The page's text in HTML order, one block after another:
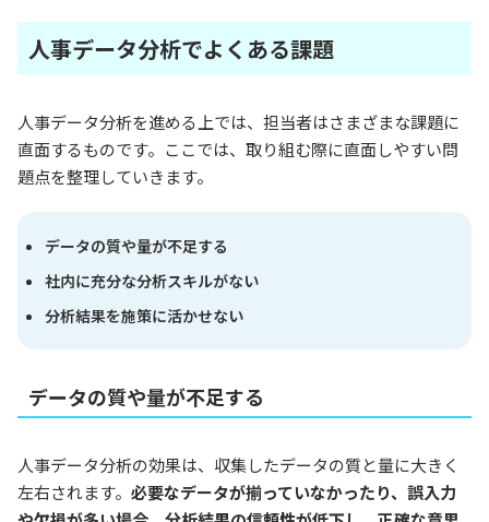
人事データ分析でよくある課題
人事データ分析を進める上では、担当者はさまざまな課題に
直面するものです。ここでは、取り組む際に直面しやすい問
題点を整理していきます。
データの質や量が不足する
社内に充分な分析スキルがない
分析結果を施策に活かせない
データの質や量が不足する
人事データ分析の効果は、収集したデータの質と量に大きく
左右されます。 必要なデータが揃っていなかったり、誤入力